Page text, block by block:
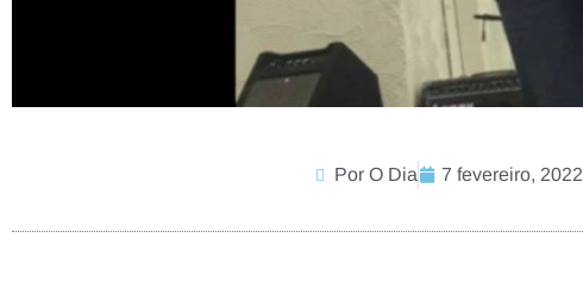
Por O Dia 7 fevereiro, 2022